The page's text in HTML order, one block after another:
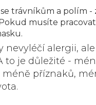
trávníkům a polím -
musíte
nevyléčí alergii,
to je důležité -
příznaků,